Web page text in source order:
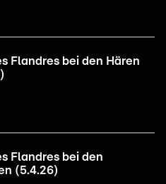
Flandres bei den Hären
Flandres bei den
(5.4.26)